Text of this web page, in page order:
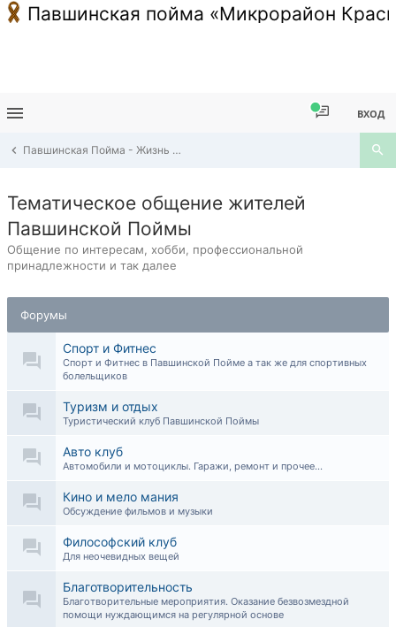
Павшинская пойма «Микрорайон
ВХОД
Павшинская Пойма - Жизнь в районе
Тематическое общение жителей
Павшинской Поймы
Общение по интересам, хобби, профессиональной
принадлежности и так далее
Форумы
Спорт и Фитнес
Спорт и Фитнес в Павшинской Пойме а так же для спортивных
болельщиков
Туризм и отдых
Туристический клуб Павшинской Поймы
Авто клуб
Автомобили и мотоциклы. Гаражи, ремонт и прочее...
Кино и мело мания
Обсуждение фильмов и музыки
Философский клуб
Для неочевидных вещей
Благотворительность
Благотворительные мероприятия. Оказание безвозмездной
помощи нуждающимся на регулярной основе